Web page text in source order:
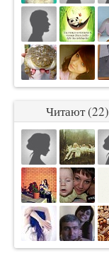
Читают (22)